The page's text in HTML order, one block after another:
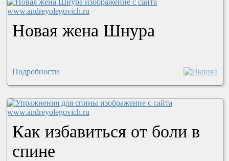
Новая жена Шнура
Подробности
Как избавиться от боли в
спине